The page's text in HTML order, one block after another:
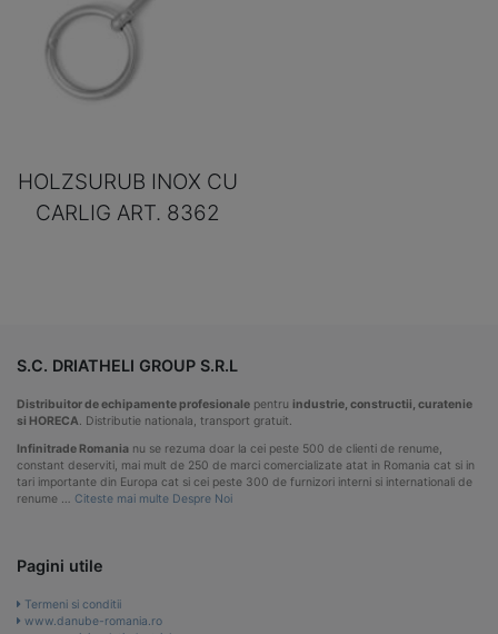
HOLZSURUB INOX CU
CARLIG ART. 8362
S.C. DRIATHELI GROUP S.R.L
Distribuitor de echipamente profesionale pentru industrie, constructii, curatenie
si HORECA. Distributie nationala, transport gratuit.
Infinitrade Romania nu se rezuma doar la cei peste 500 de clienti de renume,
constant deserviti, mai mult de 250 de marci comercializate atat in Romania cat si in
tari importante din Europa cat si cei peste 300 de furnizori interni si internationali de
renume … Citeste mai multe Despre Noi
Pagini utile
Termeni si conditii
www.danube-romania.ro